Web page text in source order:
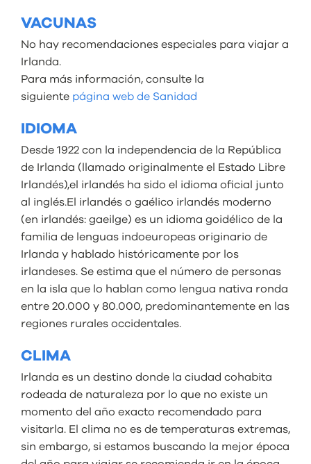
VACUNAS
No hay recomendaciones especiales para viajar a
Irlanda.
Para más información, consulte la
siguiente página web de Sanidad
IDIOMA
Desde 1922 con la independencia de la República
de Irlanda (llamado originalmente el Estado Libre
Irlandés),el irlandés ha sido el idioma oficial junto
al inglés.El irlandés o gaélico irlandés moderno
(en irlandés: gaeilge) es un idioma goidélico de la
familia de lenguas indoeuropeas originario de
Irlanda y hablado históricamente por los
irlandeses. Se estima que el número de personas
en la isla que lo hablan como lengua nativa ronda
entre 20.000 y 80.000, predominantemente en las
regiones rurales occidentales.
CLIMA
Irlanda es un destino donde la ciudad cohabita
rodeada de naturaleza por lo que no existe un
momento del año exacto recomendado para
visitarla. El clima no es de temperaturas extremas,
sin embargo, si estamos buscando la mejor época